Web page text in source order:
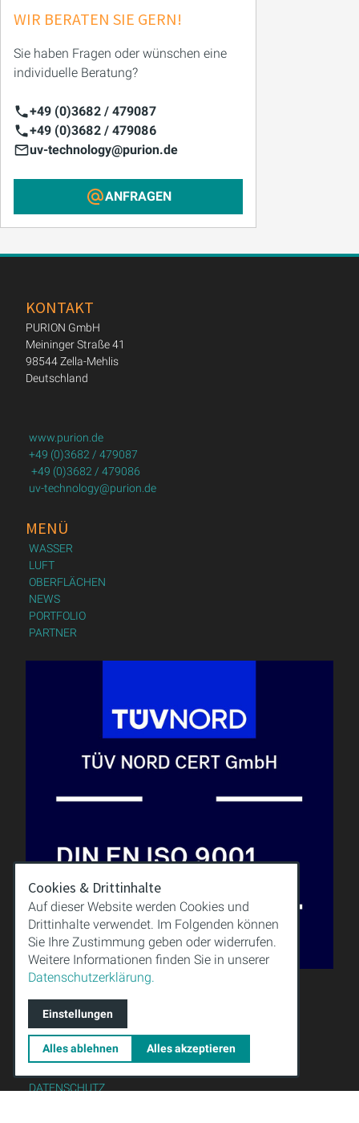
WIR BERATEN SIE GERN!
Sie haben Fragen oder wünschen eine
individuelle Beratung?
+49 (0)3682 / 479087
+49 (0)3682 / 479086
uv-technology@purion.de
ANFRAGEN
KONTAKT
PURION GmbH
Meininger Straße 41
98544 Zella-Mehlis
Deutschland
www.purion.de
+49 (0)3682 / 479087
+49 (0)3682 / 479086
uv-technology@purion.de
MENÜ
WASSER
LUFT
OBERFLÄCHEN
NEWS
PORTFOLIO
PARTNER
QUALITÄT
WISSEN
DOWNLOAD
IMPRESSUM
DATENSCHUTZ
Cookies & Drittinhalte
Auf dieser Website werden Cookies und
Drittinhalte verwendet. Im Folgenden können
Sie Ihre Zustimmung geben oder widerrufen.
Weitere Informationen finden Sie in unserer
Datenschutzerklärung.
Einstellungen
Alles ablehnen Alles akzeptieren